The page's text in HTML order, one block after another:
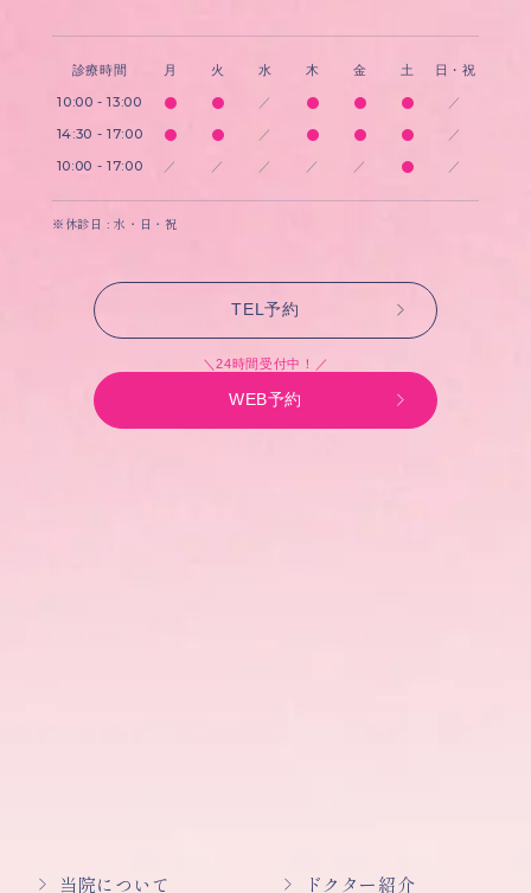
診療時間 月 火 水 木 金 土 日・祝
10:00 - 13:00 ／ ／
14:30 - 17:00 ／ ／
10:00 - 17:00 ／ ／ ／ ／ ／ ／
※休診日 : 水・日・祝
TEL予約
＼24時間受付中！／
WEB予約
当院について ドクター紹介